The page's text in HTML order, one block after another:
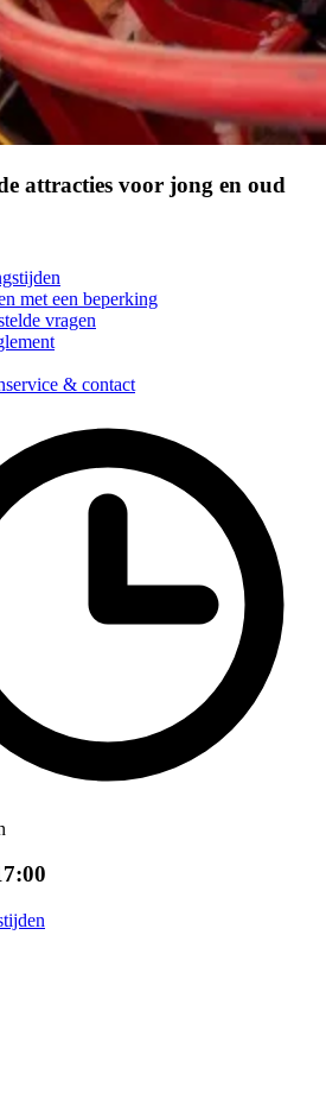
attracties voor jong en oud
met een beperking
vragen
& contact